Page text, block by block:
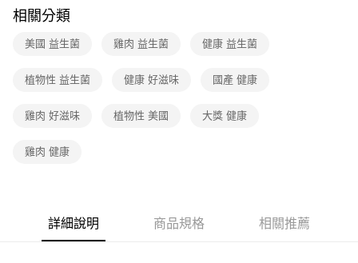
相關分類
美國 益生菌 雞肉 益生菌 健康 益生菌
植物性 益生菌 健康 好滋味 國產 健康
雞肉 好滋味 植物性 美國 大獎 健康
雞肉 健康
詳細說明 商品規格 相關推薦